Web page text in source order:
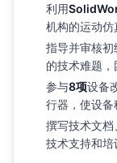
利用
机构的运动
指导并审核
的技术难题，
参与8项设备
行器，使设
撰写技术文
技术支持和培